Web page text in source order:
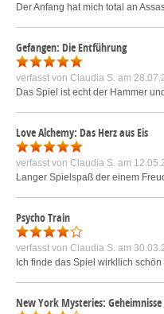
Der Anfang hat mich total an
Gefangen: Die Entführung
verfasst von Claudia S. am
Das Spiel ist echt der Hammer
Love Alchemy: Das Herz aus Eis
verfasst von Claudia S. am
Langer Spielspaß der einem
Psycho Train
verfasst von Claudia S. am
Ich finde das Spiel wirkllich
New York Mysteries: